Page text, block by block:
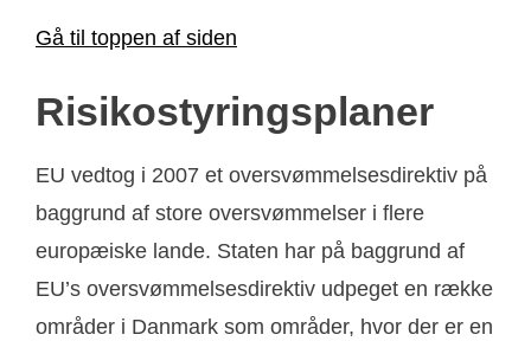
Gå til toppen af siden
Risikostyringsplaner
EU vedtog i 2007 et oversvømmelsesdirektiv på
baggrund af store oversvømmelser i flere
europæiske lande. Staten har på baggrund af
EU’s oversvømmelsesdirektiv udpeget en række
områder i Danmark som områder, hvor der er en